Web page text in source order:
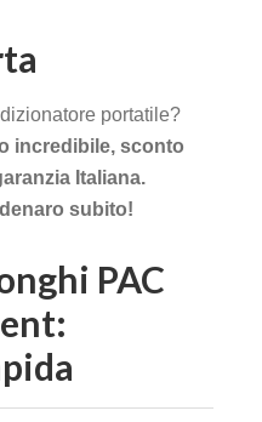
portatile?
incredibile, sconto
Italiana.
subito!
PAC